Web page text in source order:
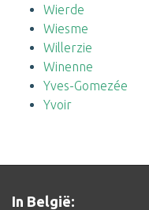
Wierde
Wiesme
Willerzie
Winenne
Yves-Gomezée
Yvoir
In België: